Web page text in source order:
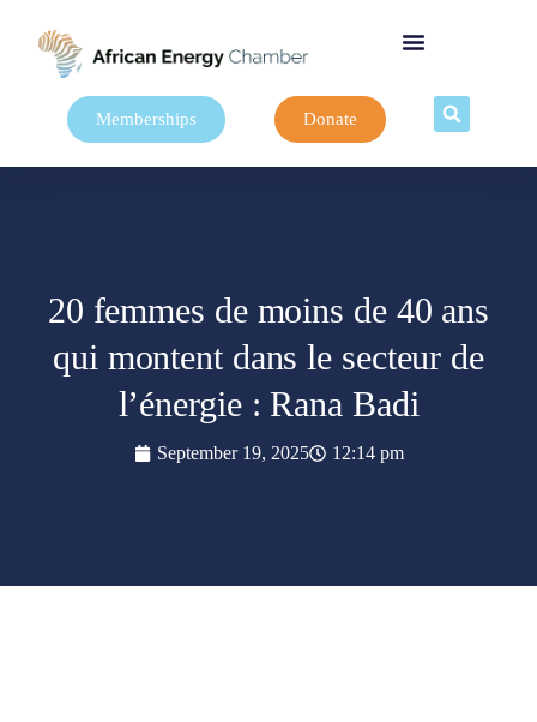
Memberships Donate
20 femmes de moins de 40 ans
qui montent dans le secteur de
l’énergie : Rana Badi
September 19, 2025 12:14 pm